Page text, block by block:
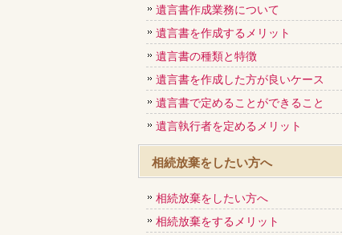
遺言書作成業務について
遺言書を作成するメリット
遺言書の種類と特徴
遺言書を作成した方が良いケース
遺言書で定めることができること
遺言執行者を定めるメリット
相続放棄をしたい方へ
相続放棄をしたい方へ
相続放棄をするメリット